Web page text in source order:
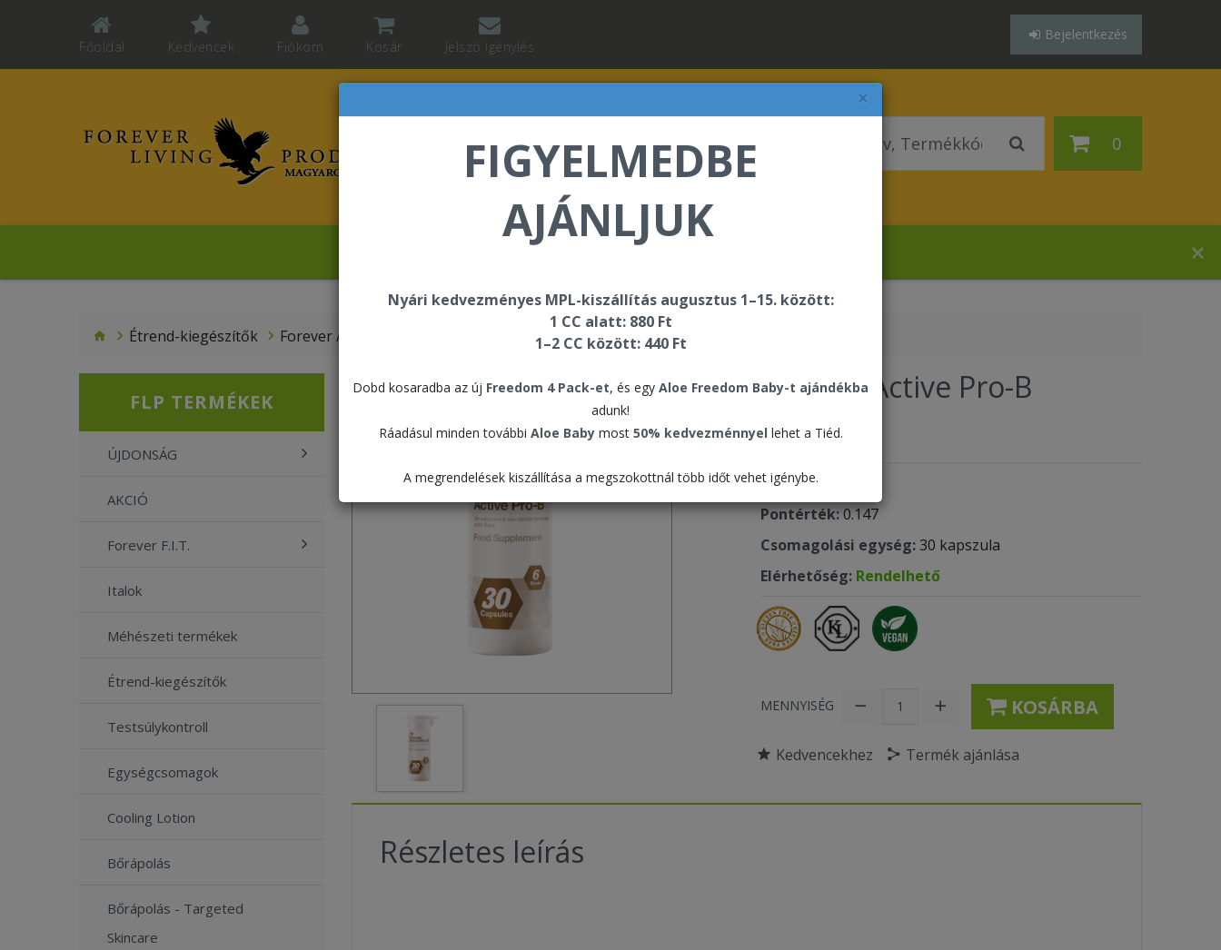
×
FIGYELMEDBE
AJÁNLJUK
Nyári kedvezményes MPL-kiszállítás augusztus 1–15. között:
1 CC alatt: 880 Ft
1–2 CC között: 440 Ft
Dobd kosaradba az új Freedom 4 Pack-et, és egy Aloe Freedom Baby-t ajándékba
adunk!
Ráadásul minden további Aloe Babymost 50% kedvezménnyel lehet a Tiéd.
A megrendelések kiszállítása a megszokottnál több időt vehet igénybe.
Főoldal Kedvencek Fiókom Kosár Jelszó igénylés
Bejelentkezés
0
Étrend-kiegészítők Forever Active Pro-B
FLP TERMÉKEK
ÚJDONSÁG
AKCIÓ
Forever F.I.T.
Italok
Méhészeti termékek
Étrend-kiegészítők
Testsúlykontroll
Egységcsomagok
Cooling Lotion
Bőrápolás
Bőrápolás - Targeted
Skincare
Forever Active Pro-B
19.226 Ft
Termék kód:
Pontérték:0.147
Csomagolási egység:30 kapszula
Elérhetőség: Rendelhető
MENNYISÉG KOSÁRBA
Kedvencekhez Termék ajánlása
Részletes leírás